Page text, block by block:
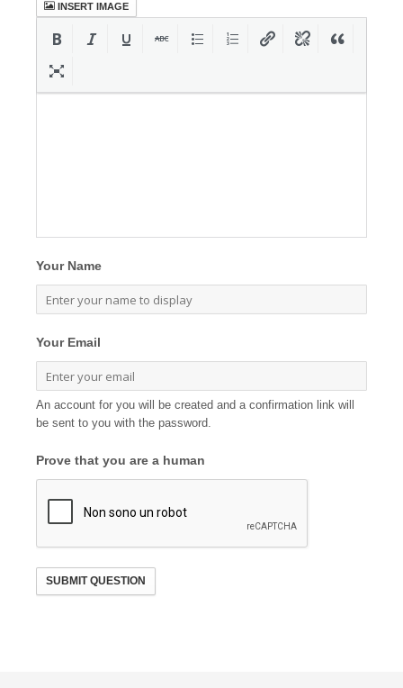
INSERT IMAGE
Your Name
Your Email
An account for you will be created and a confirmation link will
be sent to you with the password.
Prove that you are a human
SUBMIT QUESTION